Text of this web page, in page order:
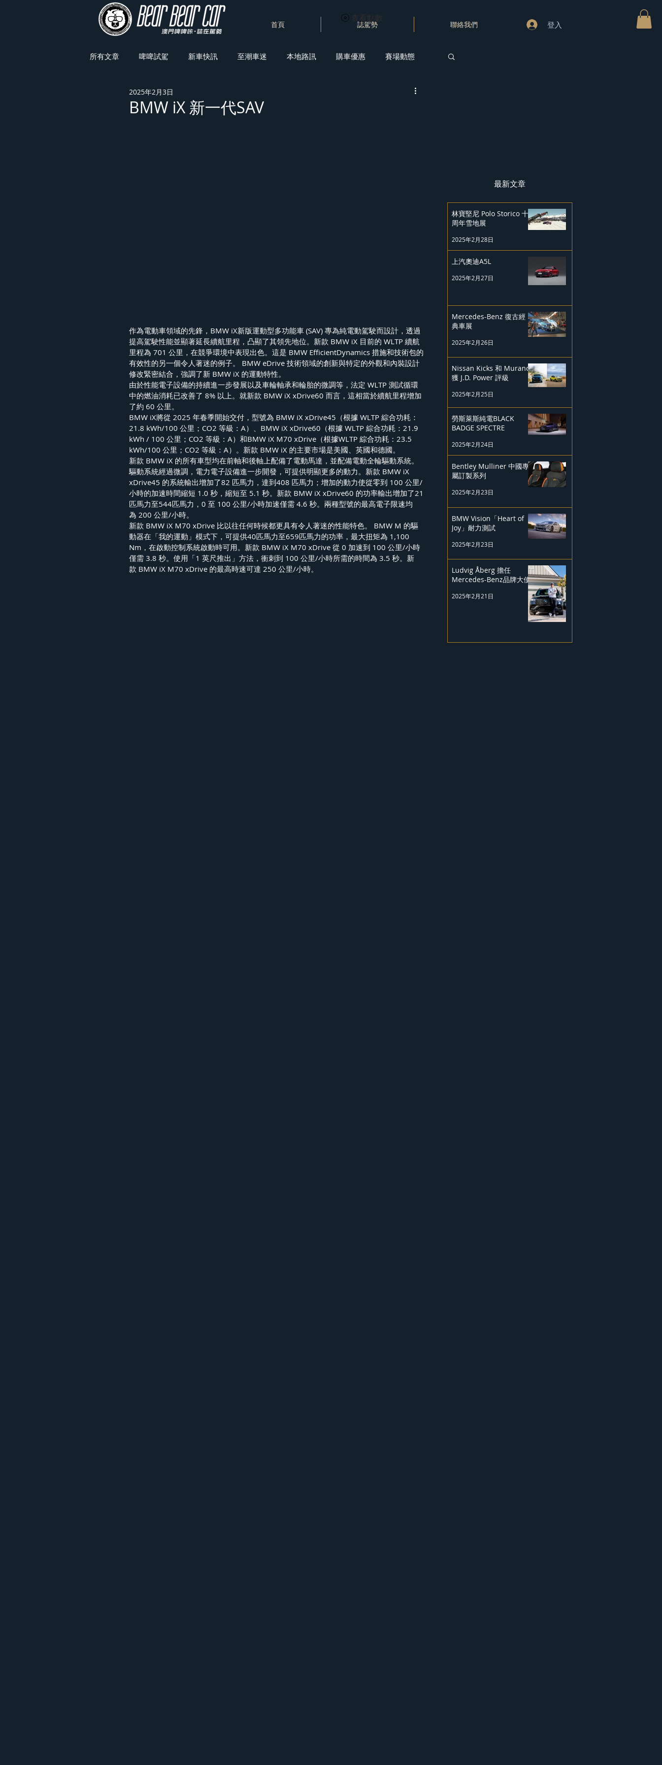
首頁 誌駕勢 聯絡我們 登入
查看點數
所有文章 啤啤試駕 新車快訊 至潮車迷 本地路訊 購車優惠 賽場動態
車展焦點
BMW iX 新一代SAV
2025年2月3日
作為電動車領域的先鋒，BMW iX新版運動型多功能車 (SAV) 專為純電動駕駛而設計，透過
提高駕駛性能並顯著延長續航里程，凸顯了其領先地位。新款 BMW iX 目前的 WLTP 續航
里程為 701 公里，在競爭環境中表現出色。這是 BMW EfficientDynamics 措施和技術包的
有效性的另一個令人著迷的例子。 BMW eDrive 技術領域的創新與特定的外觀和內裝設計
修改緊密結合，強調了新 BMW iX 的運動特性。
由於性能電子設備的持續進一步發展以及車輪軸承和輪胎的微調等，法定 WLTP 測試循環
中的燃油消耗已改善了 8% 以上。就新款 BMW iX xDrive60 而言，這相當於續航里程增加
了約 60 公里。
BMW iX將從 2025 年春季開始交付，型號為 BMW iX xDrive45（根據 WLTP 綜合功耗：
21.8 kWh/100 公里；CO2 等級：A）、BMW iX xDrive60（根據 WLTP 綜合功耗：21.9
kWh / 100 公里；CO2 等級：A）和BMW iX M70 xDrive（根據WLTP 綜合功耗：23.5
kWh/100 公里；CO2 等級：A）。新款 BMW iX 的主要市場是美國、英國和德國。
新款 BMW iX 的所有車型均在前軸和後軸上配備了電動馬達，並配備電動全輪驅動系統。
驅動系統經過微調，電力電子設備進一步開發，可提供明顯更多的動力。新款 BMW iX
xDrive45 的系統輸出增加了82 匹馬力，達到408 匹馬力；增加的動力使從零到 100 公里/
小時的加速時間縮短 1.0 秒，縮短至 5.1 秒。新款 BMW iX xDrive60 的功率輸出增加了21
匹馬力至544匹馬力，0 至 100 公里/小時加速僅需 4.6 秒。兩種型號的最高電子限速均
為 200 公里/小時。
新款 BMW iX M70 xDrive 比以往任何時候都更具有令人著迷的性能特色。 BMW M 的驅
動器在「我的運動」模式下，可提供40匹馬力至659匹馬力的功率，最大扭矩為 1,100
Nm，在啟動控制系統啟動時可用。新款 BMW iX M70 xDrive 從 0 加速到 100 公里/小時
僅需 3.8 秒。使用「1 英尺推出」方法，衝刺到 100 公里/小時所需的時間為 3.5 秒。新
款 BMW iX M70 xDrive 的最高時速可達 250 公里/小時。
最新文章
林寶堅尼 Polo Storico 十
周年雪地展
2025年2月28日
上汽奧迪A5L
2025年2月27日
Mercedes-Benz 復古經
典車展
2025年2月26日
Nissan Kicks 和 Murano
獲 J.D. Power 評級
2025年2月25日
勞斯萊斯純電BLACK
BADGE SPECTRE
2025年2月24日
Bentley Mulliner 中國專
屬訂製系列
2025年2月23日
BMW Vision「Heart of
Joy」耐力測試
2025年2月23日
Ludvig Åberg 擔任
Mercedes-Benz品牌大使
2025年2月21日